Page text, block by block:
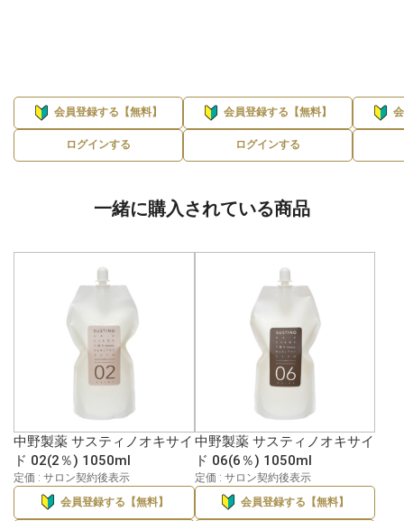
会員登録する【無料】
ログインする
会員登録する【無料】
ログインする
一緒に購入されている商品
中野製薬 サスティノオキサイ
ド 02(2％) 1050ml
定価 : サロン契約後表示
会員登録する【無料】
中野製薬 サスティノオキサイ
ド 06(6％) 1050ml
定価 : サロン契約後表示
会員登録する【無料】